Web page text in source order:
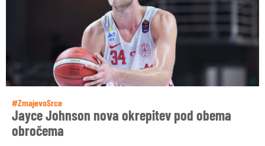
#ZmajevoSrce
Jayce Johnson nova okrepitev pod obema
obročema